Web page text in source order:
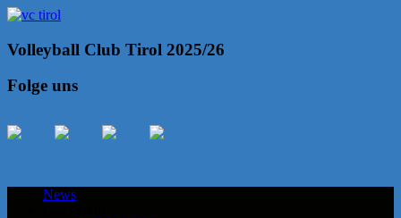
Volleyball Club Tirol 2025/26
Folge uns
News